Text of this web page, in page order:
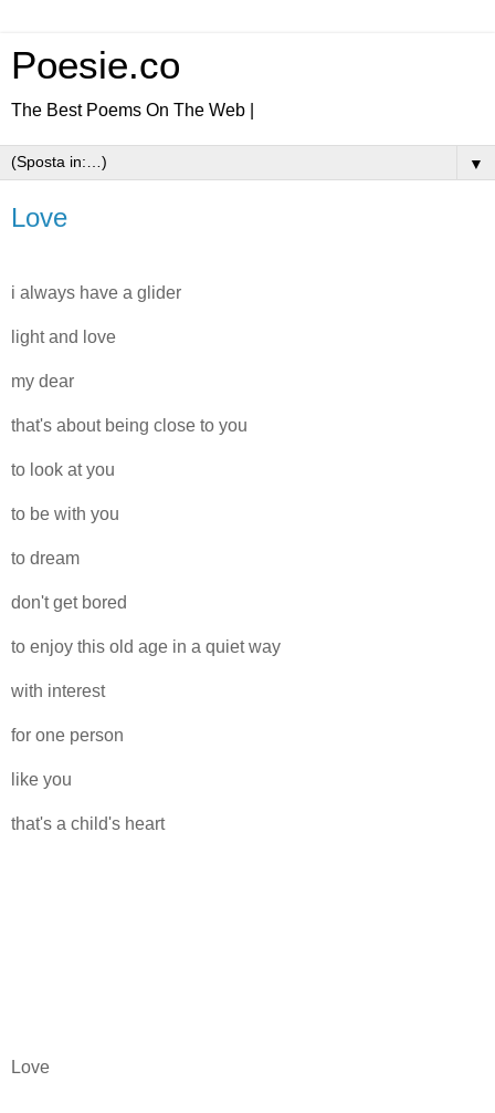
Poesie.co
The Best Poems On The Web |
▼
Love
i always have a glider
light and love
my dear
that's about being close to you
to look at you
to be with you
to dream
don't get bored
to enjoy this old age in a quiet way
with interest
for one person
like you
that's a child's heart
Love